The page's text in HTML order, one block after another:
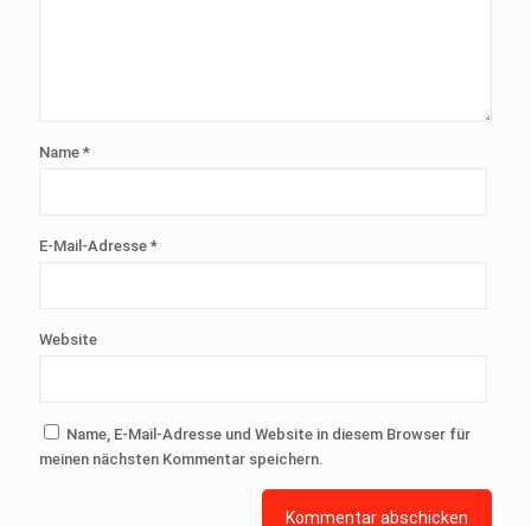
Name *
E-Mail-Adresse *
Website
Name, E-Mail-Adresse und Website in diesem Browser für
meinen nächsten Kommentar speichern.